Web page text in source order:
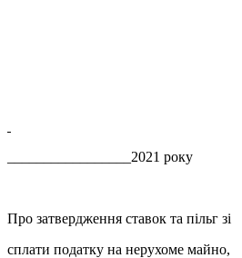
Про затвердження ставок та пільг зі
сплати податку на нерухоме майно,